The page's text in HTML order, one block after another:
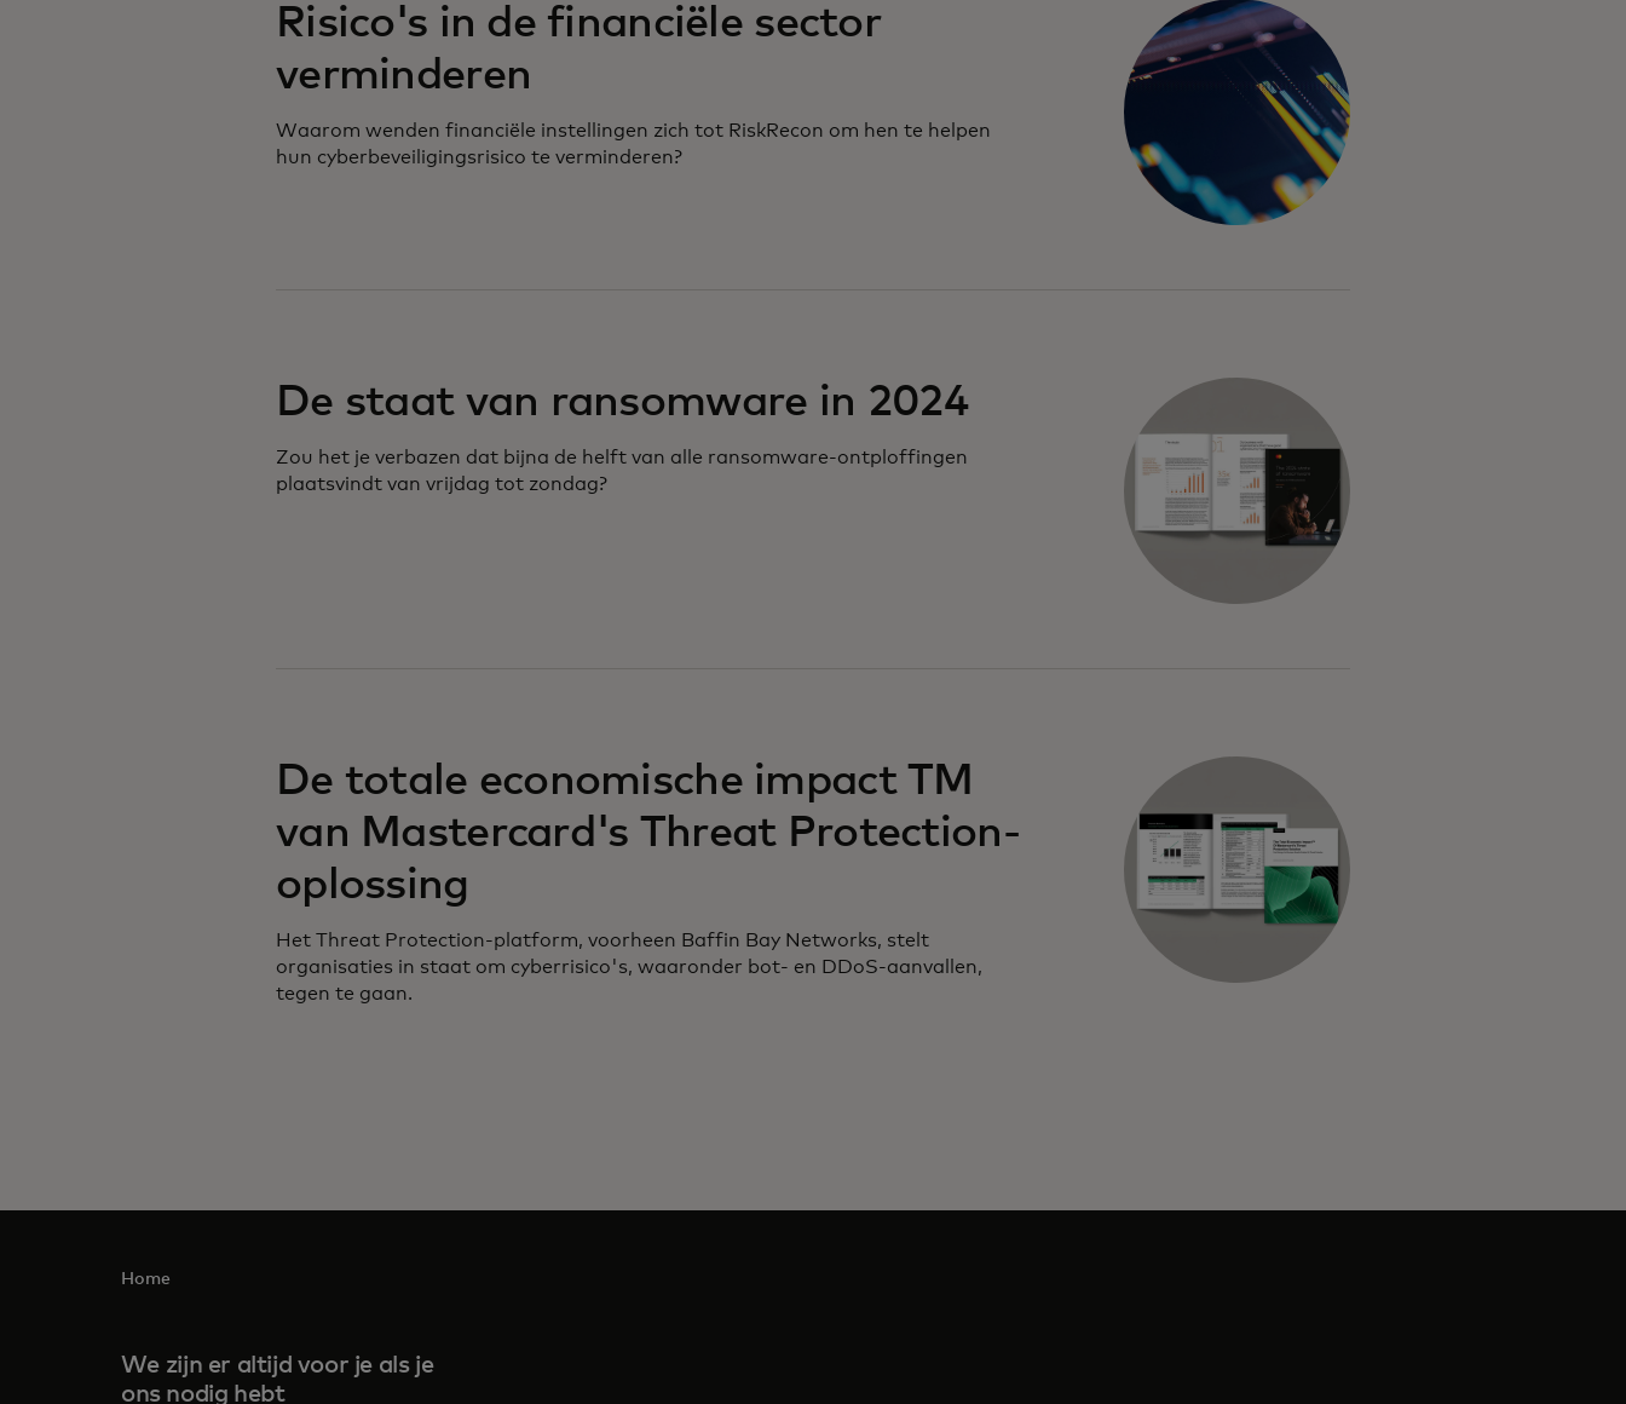
Risico's in de financiële sector
verminderen
Waarom wenden financiële instellingen zich tot RiskRecon om hen te helpen
hun cyberbeveiligingsrisico te verminderen?
De staat van ransomware in 2024
Zou het je verbazen dat bijna de helft van alle ransomware-ontploffingen
plaatsvindt van vrijdag tot zondag?
De totale economische impact TM
van Mastercard's Threat Protection-
oplossing
Het Threat Protection-platform, voorheen Baffin Bay Networks, stelt
organisaties in staat om cyberrisico's, waaronder bot- en DDoS-aanvallen,
tegen te gaan.
Home
We zijn er altijd voor je als je
ons nodig hebt